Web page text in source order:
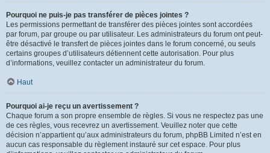
Pourquoi ne puis-je pas transférer de pièces jointes ?
Les permissions permettant de transférer des pièces jointes sont accordées
par forum, par groupe ou par utilisateur. Les administrateurs du forum ont peut-
être désactivé le transfert de pièces jointes dans le forum concerné, ou seuls
certains groupes d’utilisateurs détiennent cette autorisation. Pour plus
d’informations, veuillez contacter un administrateur du forum.
Haut
Pourquoi ai-je reçu un avertissement ?
Chaque forum a son propre ensemble de règles. Si vous ne respectez pas une
de ces règles, vous recevrez un avertissement. Veuillez noter que cette
décision n’appartient qu’aux administrateurs du forum, phpBB Limited n’est en
aucun cas responsable du règlement instauré sur cet espace. Pour plus